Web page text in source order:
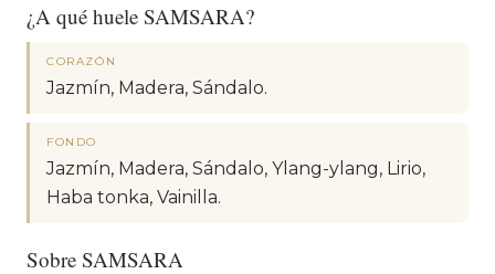
¿A qué huele SAMSARA?
CORAZÓN
Jazmín, Madera, Sándalo.
FONDO
Jazmín, Madera, Sándalo, Ylang-ylang, Lirio,
Haba tonka, Vainilla.
Sobre SAMSARA